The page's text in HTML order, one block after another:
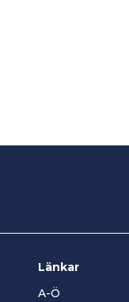
Länkar
A-Ö